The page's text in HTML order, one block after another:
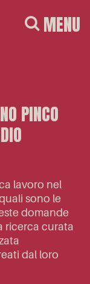
MENU
PINCO
lavoro nel
sono le
domande
ricerca curata
dal loro